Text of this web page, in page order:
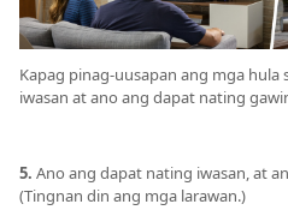
Kapag pinag-uusapan ang mga hula
iwasan at ano ang dapat nating
5. Ano ang dapat nating iwasan, at
(Tingnan din ang mga larawan.)